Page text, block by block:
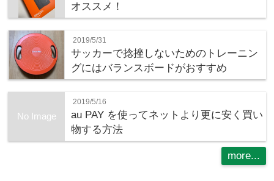
オススメ！
2019/5/31
サッカーで捻挫しないためのトレーニン
グにはバランスボードがおすすめ
No Image
2019/5/16
au PAY を使ってネットより更に安く買い
物する方法
more...